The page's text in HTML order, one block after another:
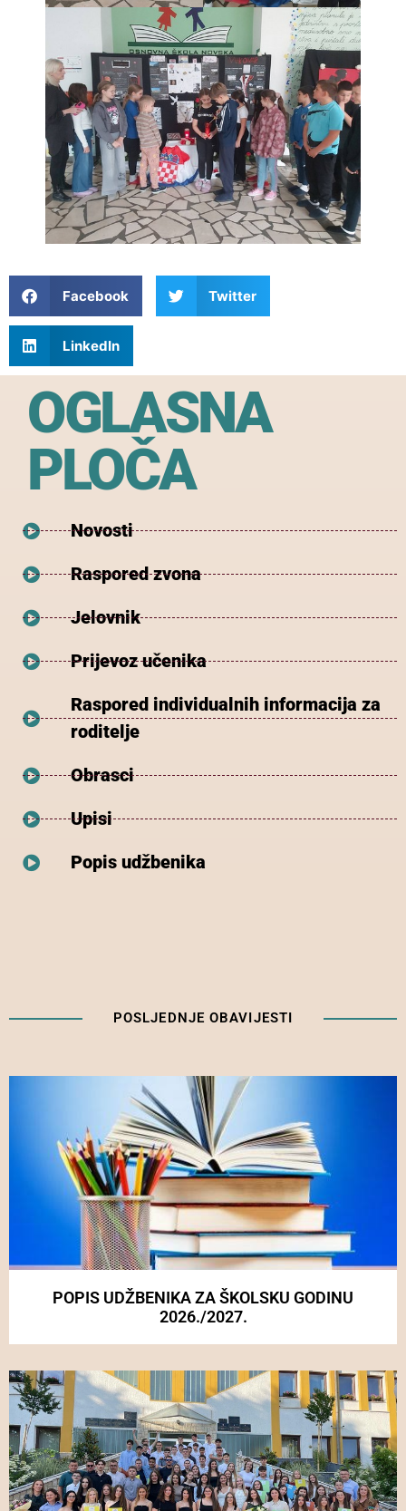
Facebook Twitter
LinkedIn
OGLASNA
PLOČA
Novosti
Raspored zvona
Jelovnik
Prijevoz učenika
Raspored individualnih informacija za
roditelje
Obrasci
Upisi
Popis udžbenika
POSLJEDNJE OBAVIJESTI
POPIS UDŽBENIKA ZA ŠKOLSKU GODINU
2026./2027.